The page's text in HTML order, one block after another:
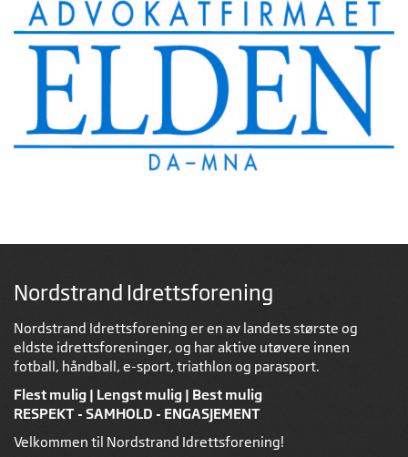
Nordstrand Idrettsforening
Nordstrand Idrettsforening er en av landets største og
eldste idrettsforeninger, og har aktive utøvere innen
fotball, håndball, e-sport, triathlon og parasport.
Flest mulig | Lengst mulig | Best mulig
RESPEKT - SAMHOLD - ENGASJEMENT
Velkommen til Nordstrand Idrettsforening!